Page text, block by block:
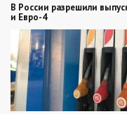
В России разрешили
и Евро-4